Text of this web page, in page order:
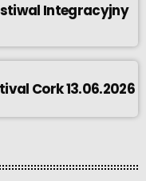
Integracyjny
Cork 13.06.2026